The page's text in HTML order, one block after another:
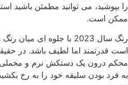
را بپوشید، می توانید مطمئن باشید
ممکن است.
رنگ سال 2023 با جلوه ای
است قدرتمند اما لطیف باشد. در
محکم درون یک دستکش نرم و مخملی
به فرد بودن سلیقه خود را به رخ